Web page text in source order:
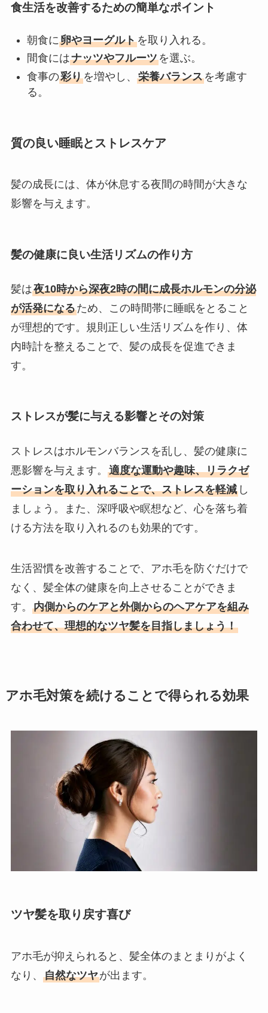
食生活を改善するための簡単なポイント
朝食に卵やヨーグルトを取り入れる。
間食にはナッツやフルーツを選ぶ。
食事の彩りを増やし、 栄養バランスを考慮す
る。
質の良い睡眠とストレスケア
髪の成長には、体が休息する夜間の時間が大きな
影響を与えます。
髪の健康に良い生活リズムの作り方
髪は夜10時から深夜2時の間に成長ホルモンの分泌
が活発になるため、この時間帯に睡眠をとること
が理想的です。規則正しい生活リズムを作り、体
内時計を整えることで、髪の成長を促進できま
す。
ストレスが髪に与える影響とその対策
ストレスはホルモンバランスを乱し、髪の健康に
悪影響を与えます。 適度な運動や趣味、リラクゼ
ーションを取り入れることで、ストレスを軽減し
ましょう。また、深呼吸や瞑想など、心を落ち着
ける方法を取り入れるのも効果的です。
生活習慣を改善することで、アホ毛を防ぐだけで
なく、髪全体の健康を向上させることができま
す。 内側からのケアと外側からのヘアケアを組み
合わせて、理想的なツヤ髪を目指しましょう！
アホ毛対策を続けることで得られる効果
ツヤ髪を取り戻す喜び
アホ毛が抑えられると、髪全体のまとまりがよく
なり、 自然なツヤが出ます。